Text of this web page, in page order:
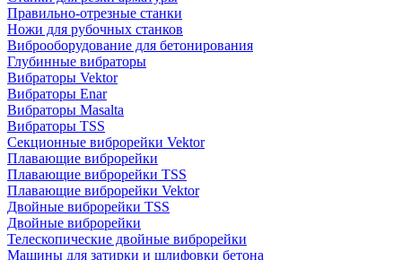
Правильно-отрезные станки
Ножи для рубочных станков
Виброоборудование для бетонирования
Глубинные вибраторы
Вибраторы Vektor
Вибраторы Enar
Вибраторы Masalta
Вибраторы TSS
Секционные виброрейки Vektor
Плавающие виброрейки
Плавающие виброрейки TSS
Плавающие виброрейки Vektor
Двойные виброрейки TSS
Двойные виброрейки
Телескопические двойные виброрейки
Машины для затирки и шлифовки бетона